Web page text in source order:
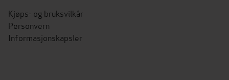
Kjøps- og bruksvilkår
Personvern
Informasjonskapsler